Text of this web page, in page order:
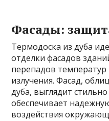
Фасады:
Термодоска из дуба
отделки фасадов
перепадов
излучения. Фасад,
дуба, выглядит
обеспечивает
воздействия